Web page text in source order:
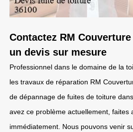
Contactez RM
un devis sur mesure
Professionnel dans le domaine de la
les travaux de réparation RM
de dépannage de fuites de toiture
avez ce problème actuellement, faites
immédiatement. Nous pouvons venir